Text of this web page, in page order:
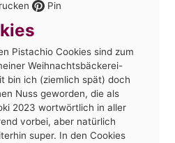
Pin
Pistachio Cookies sind zum
Weihnachtsbäckerei-
bin ich (ziemlich spät) doch
Nuss geworden, die als
2023 wortwörtlich in aller
vorbei, aber natürlich
super. In den Cookies